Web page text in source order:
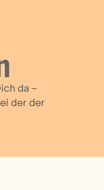
da –
der der